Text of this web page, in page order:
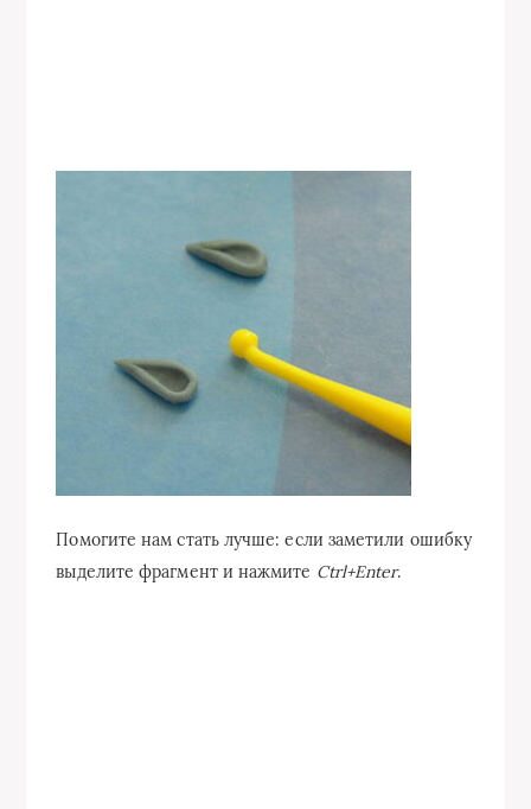
Помогите нам стать лучше: если заметили ошибку
выделите фрагмент и нажмите Ctrl+Enter.